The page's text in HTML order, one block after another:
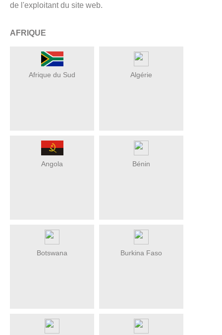
de l'exploitant du site web.
AFRIQUE
Afrique du Sud Algérie
Angola Bénin
Botswana Burkina Faso